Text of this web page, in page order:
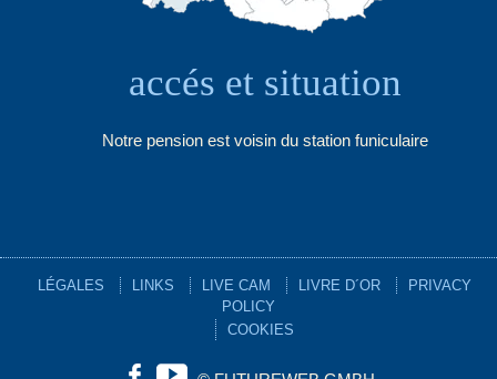
accés et situation
Notre pension est voisin du station funiculaire
LÉGALES LINKS LIVE CAM LIVRE D´OR
PRIVACY
POLICY
COOKIES